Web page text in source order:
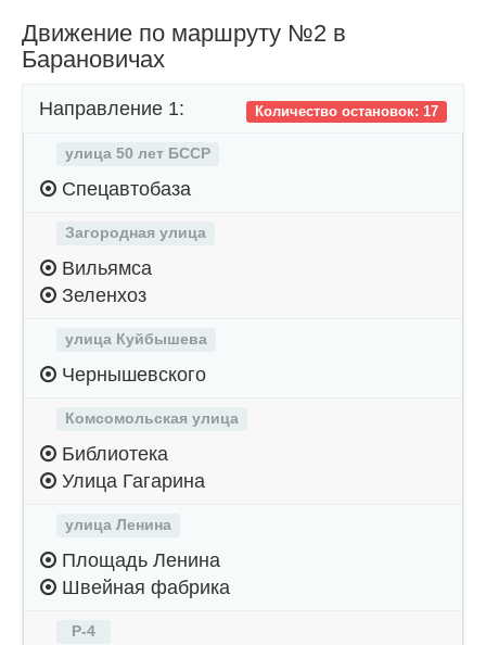
Движение по маршруту №2 в
Барановичах
Количество остановок: 17
Направление 1:
улица 50 лет БССР
Спецавтобаза
Загородная улица
Вильямса
Зеленхоз
улица Куйбышева
Чернышевского
Комсомольская улица
Библиотека
Улица Гагарина
улица Ленина
Площадь Ленина
Швейная фабрика
Р-4